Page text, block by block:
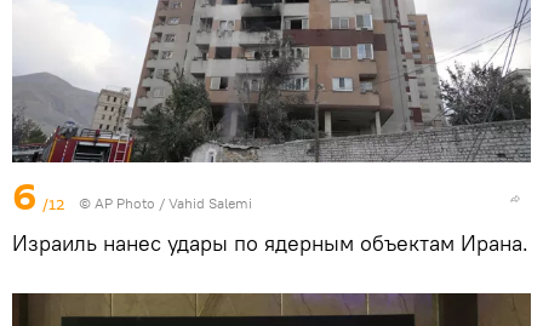
6 /12 © AP Photo / Vahid Salemi
Израиль нанес удары по ядерным объектам Ирана.